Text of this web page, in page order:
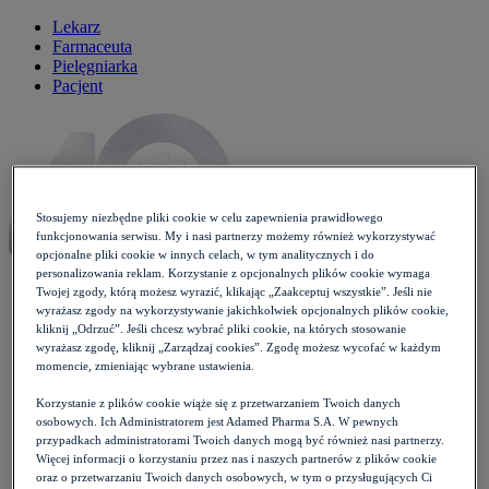
Lekarz
Farmaceuta
Pielęgniarka
Pacjent
Aktualności
Badania
Choroby i objawy
Alergie
Choroby endokrynologiczne
Choroby nerek i dróg moczowych
Choroby wieku dziecięcego
Cukrzyca
Stosujemy niezbędne pliki cookie w celu zapewnienia prawidłowego
funkcjonowania serwisu. My i nasi partnerzy możemy również wykorzystywać
opcjonalne pliki cookie w innych celach, w tym analitycznych i do
personalizowania reklam. Korzystanie z opcjonalnych plików cookie wymaga
Twojej zgody, którą możesz wyrazić, klikając „Zaakceptuj wszystkie”. Jeśli nie
wyrażasz zgody na wykorzystywanie jakichkolwiek opcjonalnych plików cookie,
kliknij „Odrzuć”. Jeśli chcesz wybrać pliki cookie, na których stosowanie
wyrażasz zgodę, kliknij „Zarządzaj cookies”. Zgodę możesz wycofać w każdym
momencie, zmieniając wybrane ustawienia.
Korzystanie z plików cookie wiąże się z przetwarzaniem Twoich danych
osobowych. Ich Administratorem jest Adamed Pharma S.A. W pewnych
przypadkach administratorami Twoich danych mogą być również nasi partnerzy.
Więcej informacji o korzystaniu przez nas i naszych partnerów z plików cookie
oraz o przetwarzaniu Twoich danych osobowych, w tym o przysługujących Ci